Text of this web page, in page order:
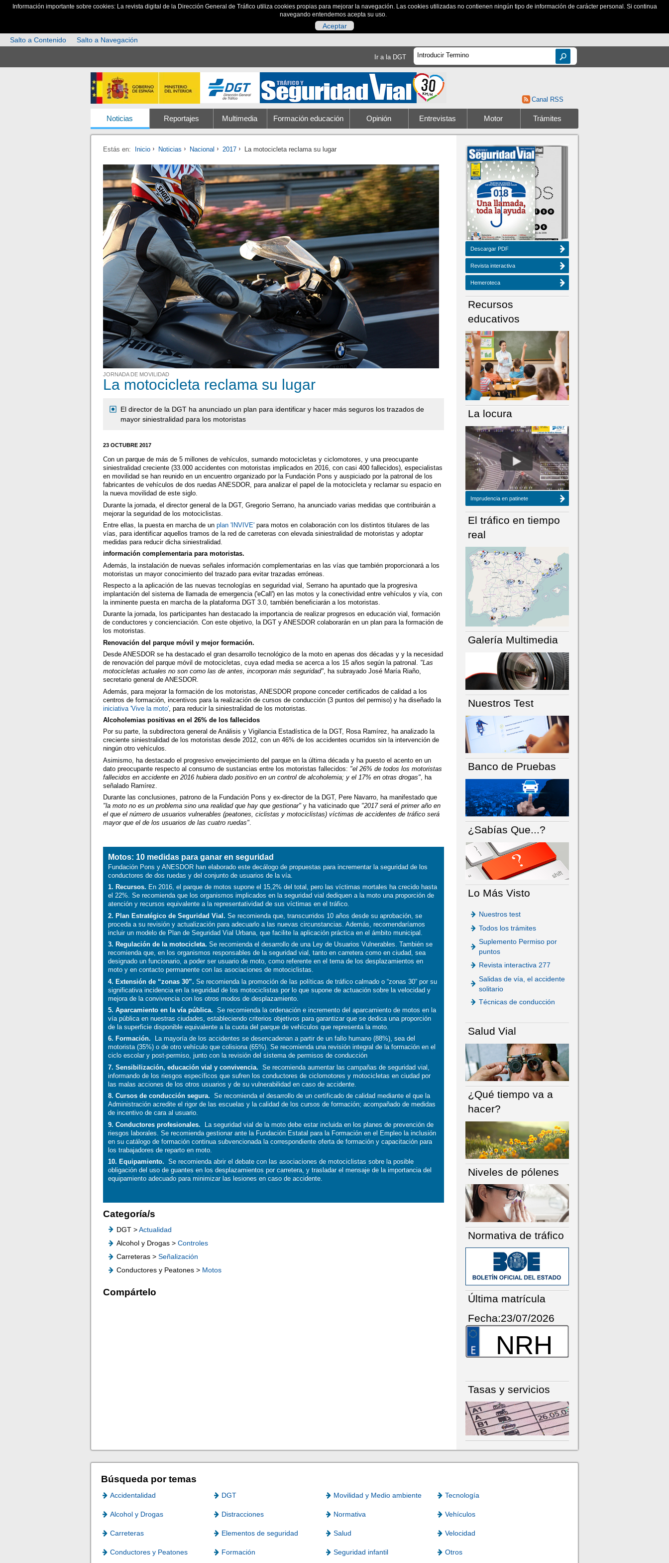
Información importante sobre cookies: La revista digital de la Dirección General de Tráfico utiliza cookies propias para mejorar la navegación. Las cookies utilizadas no contienen ningún tipo de información de carácter personal. Si continua
navegando entendemos acepta su uso.
Aceptar
Salto a Contenido
Salto a Navegación
Ir a la DGT
Canal RSS
Noticias Reportajes Multimedia Formación educación Opinión Entrevistas Motor Trámites
Estás en: Inicio Noticias Nacional 2017 La motocicleta reclama su lugar
JORNADA DE MOVILIDAD
La motocicleta reclama su lugar
El director de la DGT ha anunciado un plan para identificar y hacer más seguros los trazados de
mayor siniestralidad para los motoristas
23 OCTUBRE 2017
Con un parque de más de 5 millones de vehículos, sumando motocicletas y ciclomotores, y una preocupante
siniestralidad creciente (33.000 accidentes con motoristas implicados en 2016, con casi 400 fallecidos), especialistas
en movilidad se han reunido en un encuentro organizado por la Fundación Pons y auspiciado por la patronal de los
fabricantes de vehículos de dos ruedas ANESDOR, para analizar el papel de la motocicleta y reclamar su espacio en
la nueva movilidad de este siglo.
Durante la jornada, el director general de la DGT, Gregorio Serrano, ha anunciado varias medidas que contribuirán a
mejorar la seguridad de los motociclistas.
Entre ellas, la puesta en marcha de unplan 'INVIVE' para motos en colaboración con los distintos titulares de las
vías, para identificar aquellos tramos de la red de carreteras con elevada siniestralidad de motoristas y adoptar
medidas para reducir dicha siniestralidad.
información complementaria para motoristas.
Además, la instalación de nuevas señales información complementarias en las vías que también proporcionará a los
motoristas un mayor conocimiento del trazado para evitar trazadas erróneas.
Respecto a la aplicación de las nuevas tecnologías en seguridad vial, Serrano ha apuntado que la progresiva
implantación del sistema de llamada de emergencia ('eCall') en las motos y la conectividad entre vehículos y vía, con
la inminente puesta en marcha de la plataforma DGT 3.0, también beneficiarán a los motoristas.
Durante la jornada, los participantes han destacado la importancia de realizar progresos en educación vial, formación
de conductores y concienciación. Con este objetivo, la DGT y ANESDOR colaborarán en un plan para la formación de
los motoristas.
Renovación del parque móvil y mejor formación.
Desde ANESDOR se ha destacado el gran desarrollo tecnológico de la moto en apenas dos décadas y y la necesidad
de renovación del parque móvil de motocicletas, cuya edad media se acerca a los 15 años según la patronal. "Las
motocicletas actuales no son como las de antes, incorporan más seguridad", ha subrayado José María Riaño,
secretario general de ANESDOR.
Además, para mejorar la formación de los motoristas, ANESDOR propone conceder certificados de calidad a los
centros de formación, incentivos para la realización de cursos de conducción (3 puntos del permiso) y ha diseñado la
iniciativa 'Vive la moto' , para reducir la siniestralidad de los motoristas.
Alcoholemias positivas en el 26% de los fallecidos
Por su parte, la subdirectora general de Análisis y Vigilancia Estadística de la DGT, Rosa Ramírez, ha analizado la
creciente siniestralidad de los motoristas desde 2012, con un 46% de los accidentes ocurridos sin la intervención de
ningún otro vehículos.
Asimismo, ha destacado el progresivo envejecimiento del parque en la última década y ha puesto el acento en un
dato preocupante respecto al consumo de sustancias entre los motoristas fallecidos: "el 26% de todos los motoristas
fallecidos en accidente en 2016 hubiera dado positivo en un control de alcoholemia; y el 17% en otras drogas" , ha
señalado Ramírez.
Durante las conclusiones, patrono de la Fundación Pons y ex-director de la DGT, Pere Navarro, ha manifestado que
"la moto no es un problema sino una realidad que hay que gestionar" y ha vaticinado que "2017 será el primer año en
el que el número de usuarios vulnerables (peatones, ciclistas y motociclistas) víctimas de accidentes de tráfico será
mayor que el de los usuarios de las cuatro ruedas".
Motos: 10 medidas para ganar en seguridad
Fundación Pons y ANESDOR han elaborado este decálogo de propuestas para incrementar la seguridad de los
conductores de dos ruedas y del conjunto de usuarios de la vía.
1. Recursos. En 2016, el parque de motos supone el 15,2% del total, pero las víctimas mortales ha crecido hasta
el 22%. Se recomienda que los organismos implicados en la seguridad vial dediquen a la moto una proporción de
atención y recursos equivalente a la representatividad de sus víctimas en el tráfico.
2. Plan Estratégico de Seguridad Vial. Se recomienda que, transcurridos 10 años desde su aprobación, se
proceda a su revisión y actualización para adecuarlo a las nuevas circunstancias. Además, recomendaríamos
incluir un modelo de Plan de Seguridad Vial Urbana, que facilite la aplicación práctica en el ámbito municipal.
3. Regulación de la motocicleta. Se recomienda el desarrollo de una Ley de Usuarios Vulnerables. También se
recomienda que, en los organismos responsables de la seguridad vial, tanto en carretera como en ciudad, sea
designado un funcionario, a poder ser usuario de moto, como referente en el tema de los desplazamientos en
moto y en contacto permanente con las asociaciones de motociclistas.
4. Extensión de “zonas 30”. Se recomienda la promoción de las políticas de tráfico calmado o “zonas 30” por su
significativa incidencia en la seguridad de los motociclistas por lo que supone de actuación sobre la velocidad y
mejora de la convivencia con los otros modos de desplazamiento.
5. Aparcamiento en la vía pública. Se recomienda la ordenación e incremento del aparcamiento de motos en la
vía pública en nuestras ciudades, estableciendo criterios objetivos para garantizar que se dedica una proporción
de la superficie disponible equivalente a la cuota del parque de vehículos que representa la moto.
6. Formación. La mayoría de los accidentes se desencadenan a partir de un fallo humano (88%), sea del
motorista (35%) o de otro vehículo que colisiona (65%). Se recomienda una revisión integral de la formación en el
ciclo escolar y post-permiso, junto con la revisión del sistema de permisos de conducción
7. Sensibilización, educación vial y convivencia. Se recomienda aumentar las campañas de seguridad vial,
informando de los riesgos específicos que sufren los conductores de ciclomotores y motocicletas en ciudad por
las malas acciones de los otros usuarios y de su vulnerabilidad en caso de accidente.
8. Cursos de conducción segura. Se recomienda el desarrollo de un certificado de calidad mediante el que la
Administración acredite el rigor de las escuelas y la calidad de los cursos de formación; acompañado de medidas
de incentivo de cara al usuario.
9. Conductores profesionales. La seguridad vial de la moto debe estar incluida en los planes de prevención de
riesgos laborales. Se recomienda gestionar ante la Fundación Estatal para la Formación en el Empleo la inclusión
en su catálogo de formación continua subvencionada la correspondiente oferta de formación y capacitación para
los trabajadores de reparto en moto.
10. Equipamiento. Se recomienda abrir el debate con las asociaciones de motociclistas sobre la posible
obligación del uso de guantes en los desplazamientos por carretera, y trasladar el mensaje de la importancia del
equipamiento adecuado para minimizar las lesiones en caso de accidente.
Categoría/s
DGT >Actualidad
Alcohol y Drogas >Controles
Carreteras >Señalización
Conductores y Peatones > Motos
Compártelo
NÚMERO ACTUAL HEMEROTECA
Descargar PDF
Revista interactiva
Hemeroteca
Recursos
educativos
La locura
Imprudencia en patinete
El tráfico en tiempo
real
Galería Multimedia
Nuestros Test
Banco de Pruebas
¿Sabías Que...?
Lo Más Visto
Nuestros test
Todos los trámites
Suplemento Permiso por
puntos
Revista interactiva 277
Salidas de vía, el accidente
solitario
Técnicas de conducción
Salud Vial
¿Qué tiempo va a
hacer?
Niveles de pólenes
Normativa de tráfico
Última matrícula
Fecha:23/07/2026
NRH
Tasas y servicios
Búsqueda por temas
Accidentalidad DGT Movilidad y Medio ambiente Tecnología
Alcohol y Drogas Distracciones Normativa Vehículos
Carreteras Elementos de seguridad Salud Velocidad
Conductores y Peatones Formación Seguridad infantil Otros